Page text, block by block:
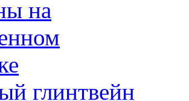
глинтвейн